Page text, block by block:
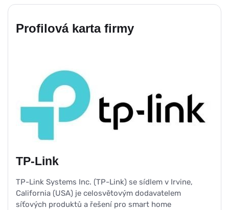
Profilová karta firmy
TP-Link
TP-Link Systems Inc. (TP-Link) se sídlem v Irvine,
California (USA) je celosvětovým dodavatelem
síťových produktů a řešení pro smart home